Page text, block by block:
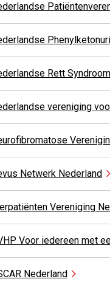
Rett Syndroom
vereniging
Netwerk Nederland
Vereniging
Voor iedereen met
Nederland